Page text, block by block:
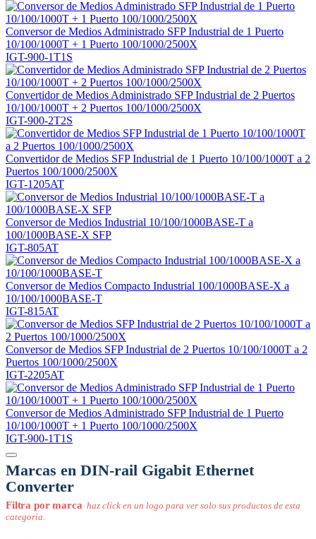
Conversor de Medios Administrado SFP Industrial de 1 Puerto
10/100/1000T + 1 Puerto 100/1000/2500X
IGT-900-1T1S
Convertidor de Medios Administrado SFP Industrial de 2 Puertos
10/100/1000T + 2 Puertos 100/1000/2500X
IGT-900-2T2S
Convertidor de Medios SFP Industrial de 1 Puerto 10/100/1000T a 2
Puertos 100/1000/2500X
IGT-1205AT
Conversor de Medios Industrial 10/100/1000BASE-T a
100/1000BASE-X SFP
IGT-805AT
Conversor de Medios Compacto Industrial 100/1000BASE-X a
10/100/1000BASE-T
IGT-815AT
Conversor de Medios SFP Industrial de 2 Puertos 10/100/1000T a 2
Puertos 100/1000/2500X
IGT-2205AT
Conversor de Medios Administrado SFP Industrial de 1 Puerto
10/100/1000T + 1 Puerto 100/1000/2500X
IGT-900-1T1S
Marcas en DIN-rail Gigabit Ethernet
Converter
Filtra por marca haz click en un logo para ver solo sus productos de esta
categoria.